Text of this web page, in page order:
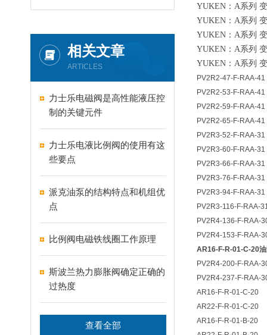
相关文章
ARTICLES
力士乐电磁阀是高性能液压控
制的关键元件
力士乐电液比例阀的使用有这
些要点
派克油泵的结构特点和机组优
点
比例阀电磁铁线圈工作原理
斯波兰热力膨胀阀确定正确的
过热度
查看全部
YUKEN：A系列
YUKEN：A系列
YUKEN：A系列
YUKEN：A系列
YUKEN：A系列
PV2R2-47-F-RAA-41
PV2R2-53-F-RAA-41
PV2R2-59-F-RAA-41
PV2R2-65-F-RAA-41
PV2R3-52-F-RAA-31
PV2R3-60-F-RAA-31
PV2R3-66-F-RAA-31
PV2R3-76-F-RAA-31
PV2R3-94-F-RAA-31
PV2R3-116-F-RAA-
PV2R4-136-F-RAA-
PV2R4-153-F-RAA-
AR16-F-R-01-C-20
PV2R4-200-F-RAA-
PV2R4-237-F-RAA-
AR16-F-R-01-C-20
AR22-F-R-01-C-20
AR16-F-R-01-B-20